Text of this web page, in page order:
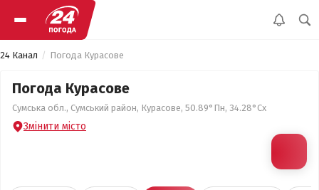
24 Канал Погода Курасове
Погода Курасове
Сумська обл., Сумський район, Курасове, 50.89°Пн, 34.28°Сх
Змінити місто